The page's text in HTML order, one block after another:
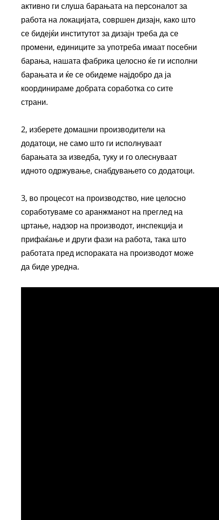
активно ги слуша барањата на персоналот за
работа на локацијата, совршен дизајн, како што
се бидејќи институтот за дизајн треба да се
промени, единиците за употреба имаат посебни
барања, нашата фабрика целосно ќе ги исполни
барањата и ќе се обидеме најдобро да ја
координираме добрата соработка со сите
страни.
2, изберете домашни производители на
додатоци, не само што ги исполнуваат
барањата за изведба, туку и го олеснуваат
идното одржување, снабдувањето со додатоци.
3, во процесот на производство, ние целосно
соработуваме со аранжманот на преглед на
цртање, надзор на производот, инспекција и
прифаќање и други фази на работа, така што
работата пред испораката на производот може
да биде уредна.